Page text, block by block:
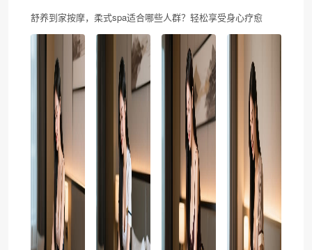
舒养到家按摩，柔式spa适合哪些人群？轻松享受身心疗愈